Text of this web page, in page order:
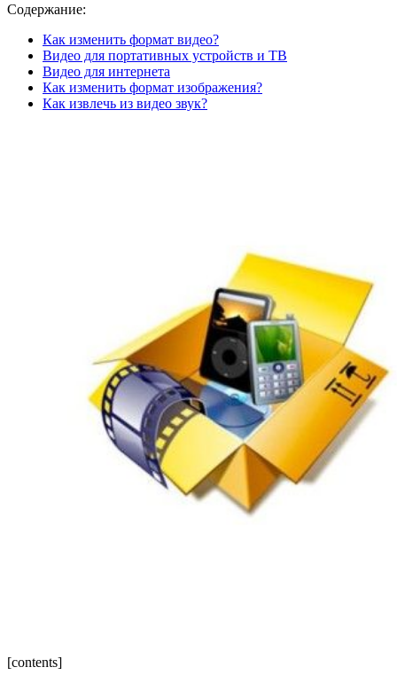
Содержание:
Как изменить формат видео?
Видео для портативных устройств и ТВ
Видео для интернета
Как изменить формат изображения?
Как извлечь из видео звук?
[contents]